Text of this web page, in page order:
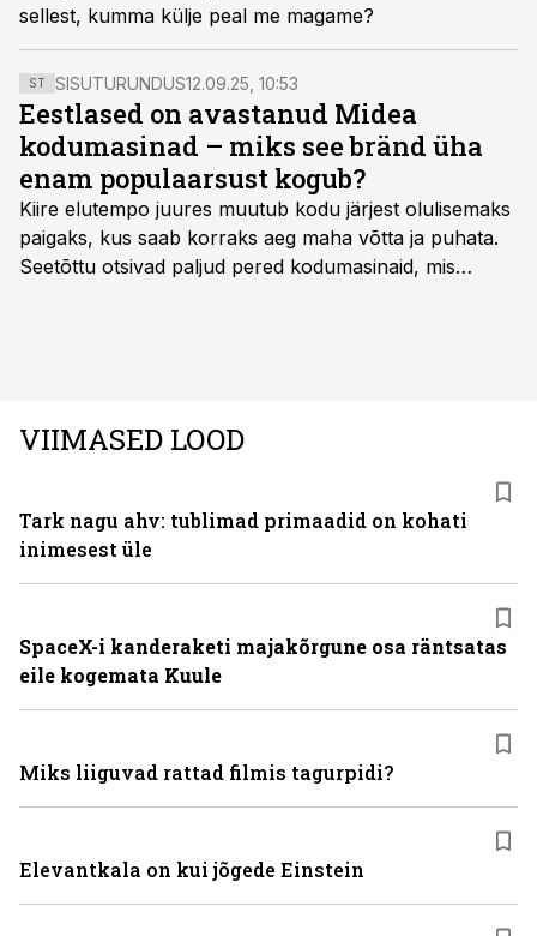
sellest, kumma külje peal me magame?
ST SISUTURUNDUS12.09.25, 10:53
Eestlased on avastanud Midea
kodumasinad – miks see bränd üha
enam populaarsust kogub?
Kiire elutempo juures muutub kodu järjest olulisemaks
paigaks, kus saab korraks aeg maha võtta ja puhata.
Seetõttu otsivad paljud pered kodumasinaid, mis
VIIMASED LOOD
Tark nagu ahv: tublimad primaadid on kohati
inimesest üle
SpaceX-i kanderaketi majakõrgune osa räntsatas
eile kogemata Kuule
Miks liiguvad rattad filmis tagurpidi?
Elevantkala on kui jõgede Einstein